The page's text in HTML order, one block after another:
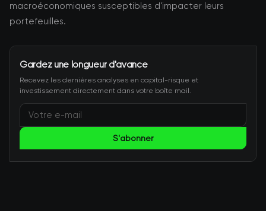
macroéconomiques susceptibles d'impacter leurs
portefeuilles.
Gardez une longueur d'avance
Recevez les dernières analyses en capital-risque et
investissement directement dans votre boîte mail.
S'abonner